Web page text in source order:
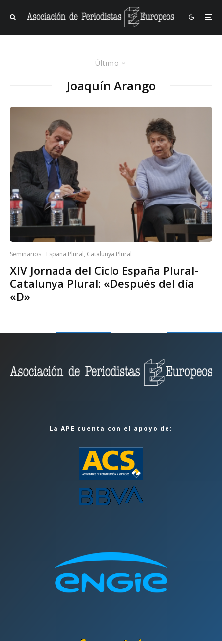
Último
Joaquín Arango
Seminarios España Plural, Catalunya Plural
XIV Jornada del Ciclo España Plural-
Catalunya Plural: «Después del día
«D»
La APE cuenta con el apoyo de: